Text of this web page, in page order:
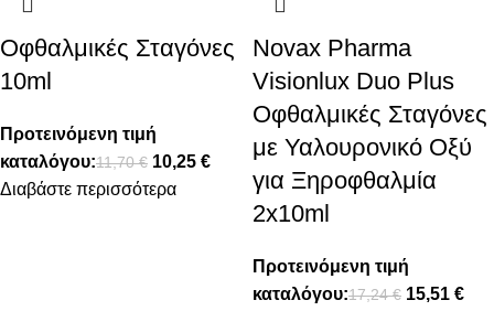
Οφθαλμικές Σταγόνες
10ml
Προτεινόμενη τιμή
καταλόγου:11,70€ 10,25 €
Διαβάστε περισσότερα
Novax Pharma
Visionlux Duo Plus
Οφθαλμικές Σταγόνες
με Υαλουρονικό Οξύ
για Ξηροφθαλμία
2x10ml
Προτεινόμενη τιμή
καταλόγου:17,24€ 15,51 €